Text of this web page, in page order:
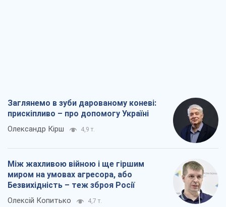
Заглянемо в зуби дарованому коневі:
прискіпливо – про допомогу Україні
Олександр Кірш 4,9 т.
Між жахливою війною і ще гіршим
миром на умовах агресора, або
Безвихідність – теж зброя Росії
Олексій Копитько 4,7 т.